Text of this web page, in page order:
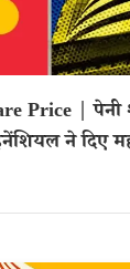
Price | पेनी
ने दिए